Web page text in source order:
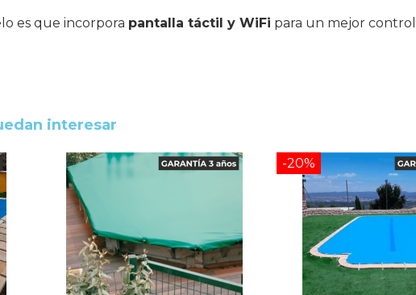
es que incorpora pantalla táctil y WiFi para un mejor
interesar
-20%